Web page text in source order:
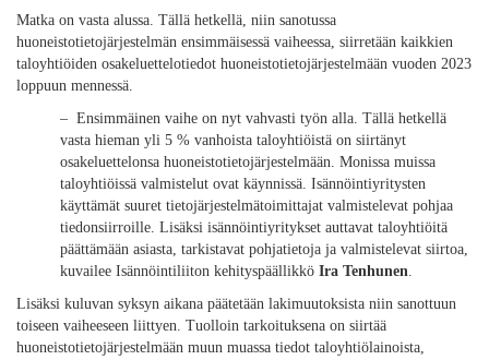
Matka on vasta alussa. Tällä hetkellä, niin sanotussa
huoneistotietojärjestelmän ensimmäisessä vaiheessa, siirretään kaikkien
taloyhtiöiden osakeluettelotiedot huoneistotietojärjestelmään vuoden 2023
loppuun mennessä.
– Ensimmäinen vaihe on nyt vahvasti työn alla. Tällä hetkellä
vasta hieman yli 5 % vanhoista taloyhtiöistä on siirtänyt
osakeluettelonsa huoneistotietojärjestelmään. Monissa muissa
taloyhtiöissä valmistelut ovat käynnissä. Isännöintiyritysten
käyttämät suuret tietojärjestelmätoimittajat valmistelevat pohjaa
tiedonsiirroille. Lisäksi isännöintiyritykset auttavat taloyhtiöitä
päättämään asiasta, tarkistavat pohjatietoja ja valmistelevat siirtoa,
kuvailee Isännöintiliiton kehityspäällikkö Ira Tenhunen.
Lisäksi kuluvan syksyn aikana päätetään lakimuutoksista niin sanottuun
toiseen vaiheeseen liittyen. Tuolloin tarkoituksena on siirtää
huoneistotietojärjestelmään muun muassa tiedot taloyhtiölainoista,